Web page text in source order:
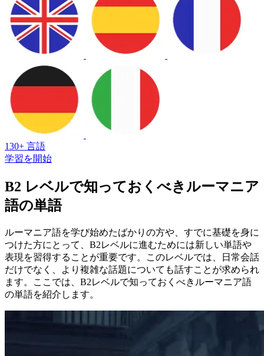
130+ 言語
学習を開始
B2 レベルで知っておくべきルーマニア
語の単語
ルーマニア語を学び始めたばかりの方や、すでに基礎を身に
つけた方にとって、B2レベルに進むためには新しい単語や
表現を習得することが重要です。このレベルでは、日常会話
だけでなく、より複雑な話題についても話すことが求められ
ます。ここでは、B2レベルで知っておくべきルーマニア語
の単語を紹介します。